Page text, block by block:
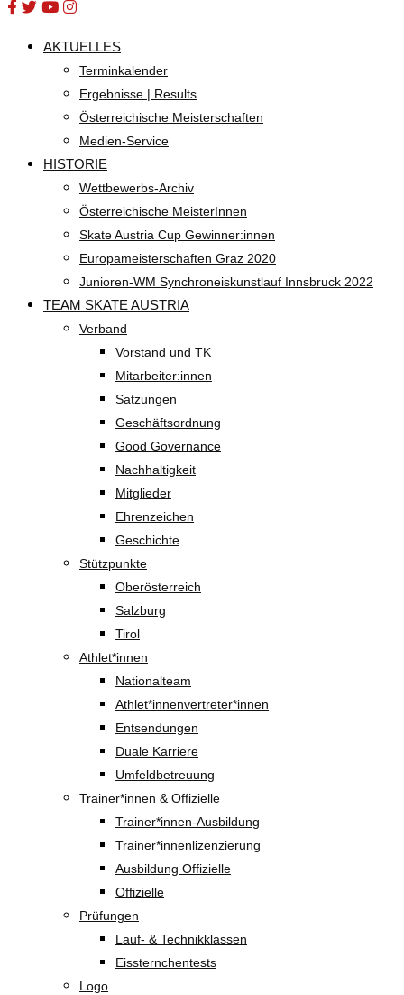
AKTUELLES
Terminkalender
Ergebnisse | Results
Österreichische Meisterschaften
Medien-Service
HISTORIE
Wettbewerbs-Archiv
Österreichische MeisterInnen
Skate Austria Cup Gewinner:innen
Europameisterschaften Graz 2020
Junioren-WM Synchroneiskunstlauf Innsbruck 2022
TEAM SKATE AUSTRIA
Verband
Vorstand und TK
Mitarbeiter:innen
Satzungen
Geschäftsordnung
Good Governance
Nachhaltigkeit
Mitglieder
Ehrenzeichen
Geschichte
Stützpunkte
Oberösterreich
Salzburg
Tirol
Athlet*innen
Nationalteam
Athlet*innenvertreter*innen
Entsendungen
Duale Karriere
Umfeldbetreuung
Trainer*innen & Offizielle
Trainer*innen-Ausbildung
Trainer*innenlizenzierung
Ausbildung Offizielle
Offizielle
Prüfungen
Lauf- & Technikklassen
Eissternchentests
Logo